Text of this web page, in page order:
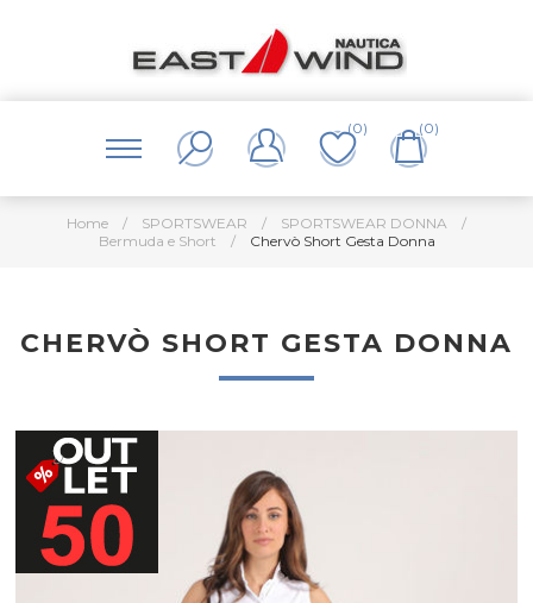
(0) (0)
Home / SPORTSWEAR / SPORTSWEAR DONNA
/
Bermuda e Short
/ Chervò Short Gesta Donna
CHERVÒ SHORT GESTA DONNA